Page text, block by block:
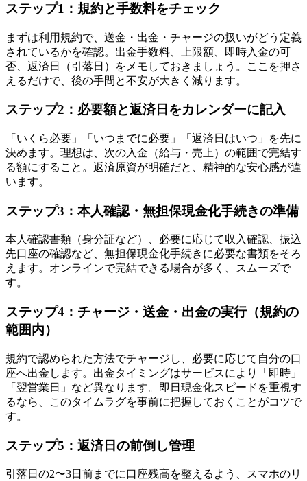
ステップ1：規約と手数料をチェック
まずは利用規約で、送金・出金・チャージの扱いがどう定義
されているかを確認。出金手数料、上限額、即時入金の可
否、返済日（引落日）をメモしておきましょう。ここを押さ
えるだけで、後の手間と不安が大きく減ります。
ステップ2：必要額と返済日をカレンダーに記入
「いくら必要」「いつまでに必要」「返済日はいつ」を先に
決めます。理想は、次の入金（給与・売上）の範囲で完結す
る額にすること。返済原資が明確だと、精神的な安心感が違
います。
ステップ3：本人確認・無担保現金化手続きの準備
本人確認書類（身分証など）、必要に応じて収入確認、振込
先口座の確認など、無担保現金化手続きに必要な書類をそろ
えます。オンラインで完結できる場合が多く、スムーズで
す。
ステップ4：チャージ・送金・出金の実行（規約の
範囲内）
規約で認められた方法でチャージし、必要に応じて自分の口
座へ出金します。出金タイミングはサービスにより「即時」
「翌営業日」など異なります。即日現金化スピードを重視す
るなら、このタイムラグを事前に把握しておくことがコツで
す。
ステップ5：返済日の前倒し管理
引落日の2〜3日前までに口座残高を整えるよう、スマホのリ